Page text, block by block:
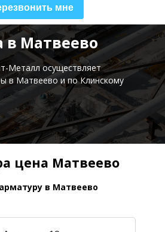
мне
в Матвеево
Металл осуществляет
в Матвеево и по Клинскому
цена Матвеево
в Матвеево